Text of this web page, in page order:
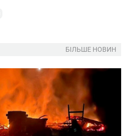
БІЛЬШЕ НОВИН